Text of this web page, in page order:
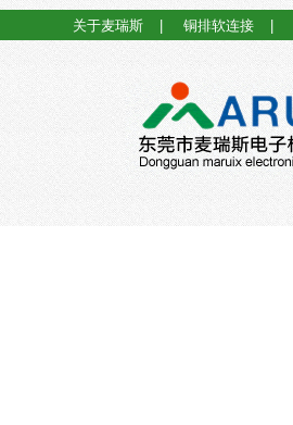
关于麦瑞斯 铜排软连接